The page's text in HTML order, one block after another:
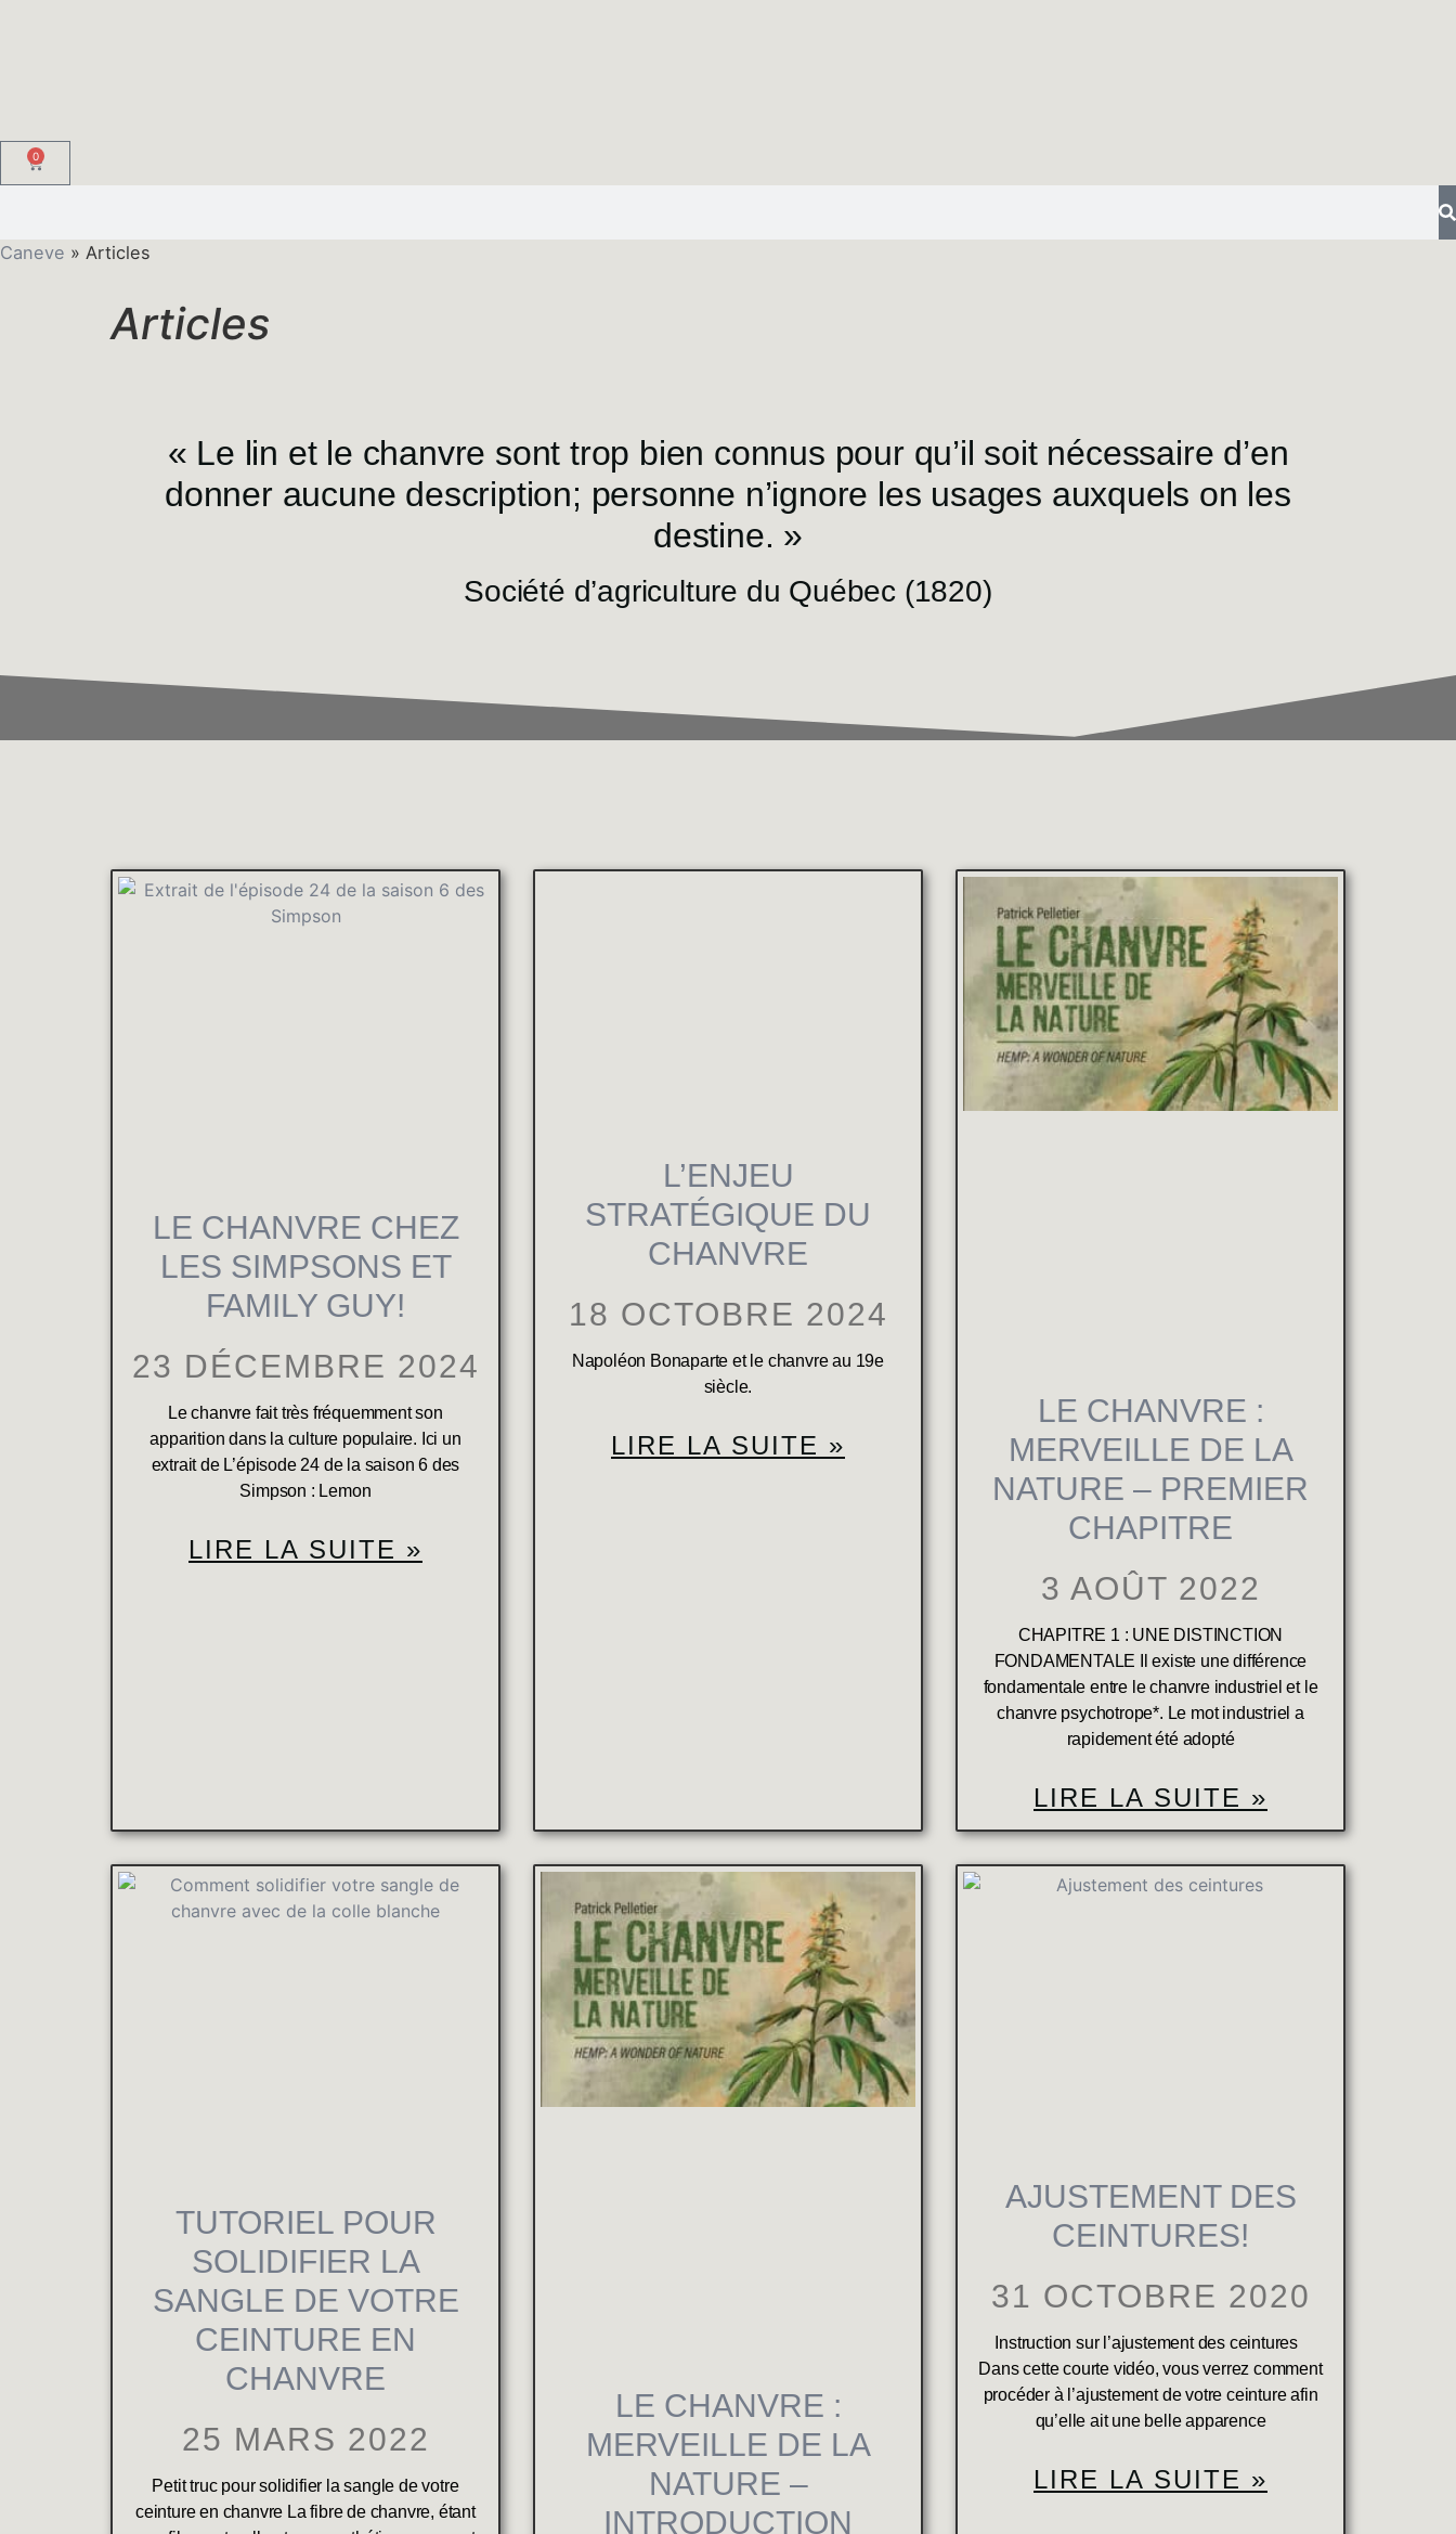
0
Caneve » Articles
Articles
« Le lin et le chanvre sont trop bien connus pour qu’il soit nécessaire d’en
donner aucune description; personne n’ignore les usages auxquels on les
destine. »
Société d’agriculture du Québec (1820)
LE CHANVRE CHEZ
LES SIMPSONS ET
FAMILY GUY!
23 DÉCEMBRE 2024
Le chanvre fait très fréquemment son
apparition dans la culture populaire. Ici un
extrait de L’épisode 24 de la saison 6 des
Simpson : Lemon
LIRE LA SUITE »
L’ENJEU
STRATÉGIQUE DU
CHANVRE
18 OCTOBRE 2024
Napoléon Bonaparte et le chanvre au 19e
siècle.
LIRE LA SUITE »
LE CHANVRE :
MERVEILLE DE LA
NATURE – PREMIER
CHAPITRE
3 AOÛT 2022
CHAPITRE 1 : UNE DISTINCTION
FONDAMENTALE Il existe une différence
fondamentale entre le chanvre industriel et le
chanvre psychotrope*. Le mot industriel a
rapidement été adopté
LIRE LA SUITE »
TUTORIEL POUR
SOLIDIFIER LA
SANGLE DE VOTRE
CEINTURE EN
CHANVRE
25 MARS 2022
Petit truc pour solidifier la sangle de votre
ceinture en chanvre La fibre de chanvre, étant
LE CHANVRE :
MERVEILLE DE LA
NATURE –
INTRODUCTION
AJUSTEMENT DES
CEINTURES!
31 OCTOBRE 2020
Instruction sur l’ajustement des ceintures
Dans cette courte vidéo, vous verrez comment
procéder à l’ajustement de votre ceinture afin
qu’elle ait une belle apparence
LIRE LA SUITE »